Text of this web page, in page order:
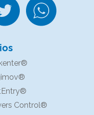
Control®